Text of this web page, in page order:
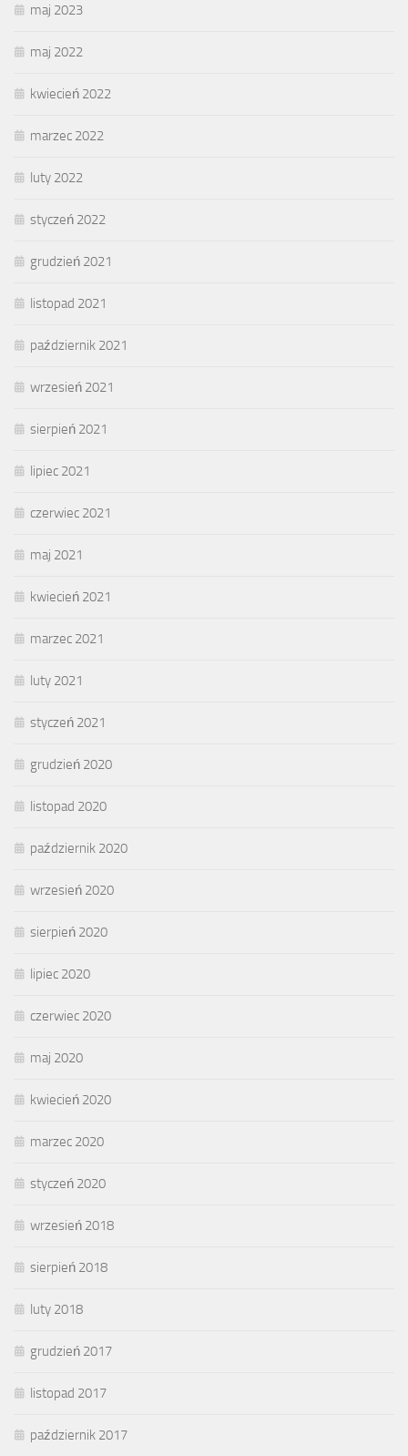
maj 2023
maj 2022
kwiecień 2022
marzec 2022
luty 2022
styczeń 2022
grudzień 2021
listopad 2021
październik 2021
wrzesień 2021
sierpień 2021
lipiec 2021
czerwiec 2021
maj 2021
kwiecień 2021
marzec 2021
luty 2021
styczeń 2021
grudzień 2020
listopad 2020
październik 2020
wrzesień 2020
sierpień 2020
lipiec 2020
czerwiec 2020
maj 2020
kwiecień 2020
marzec 2020
styczeń 2020
wrzesień 2018
sierpień 2018
luty 2018
grudzień 2017
listopad 2017
październik 2017